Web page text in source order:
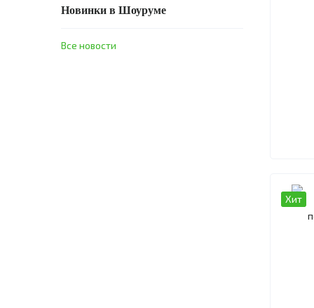
Новинки в Шоуруме
Все новости
Хит